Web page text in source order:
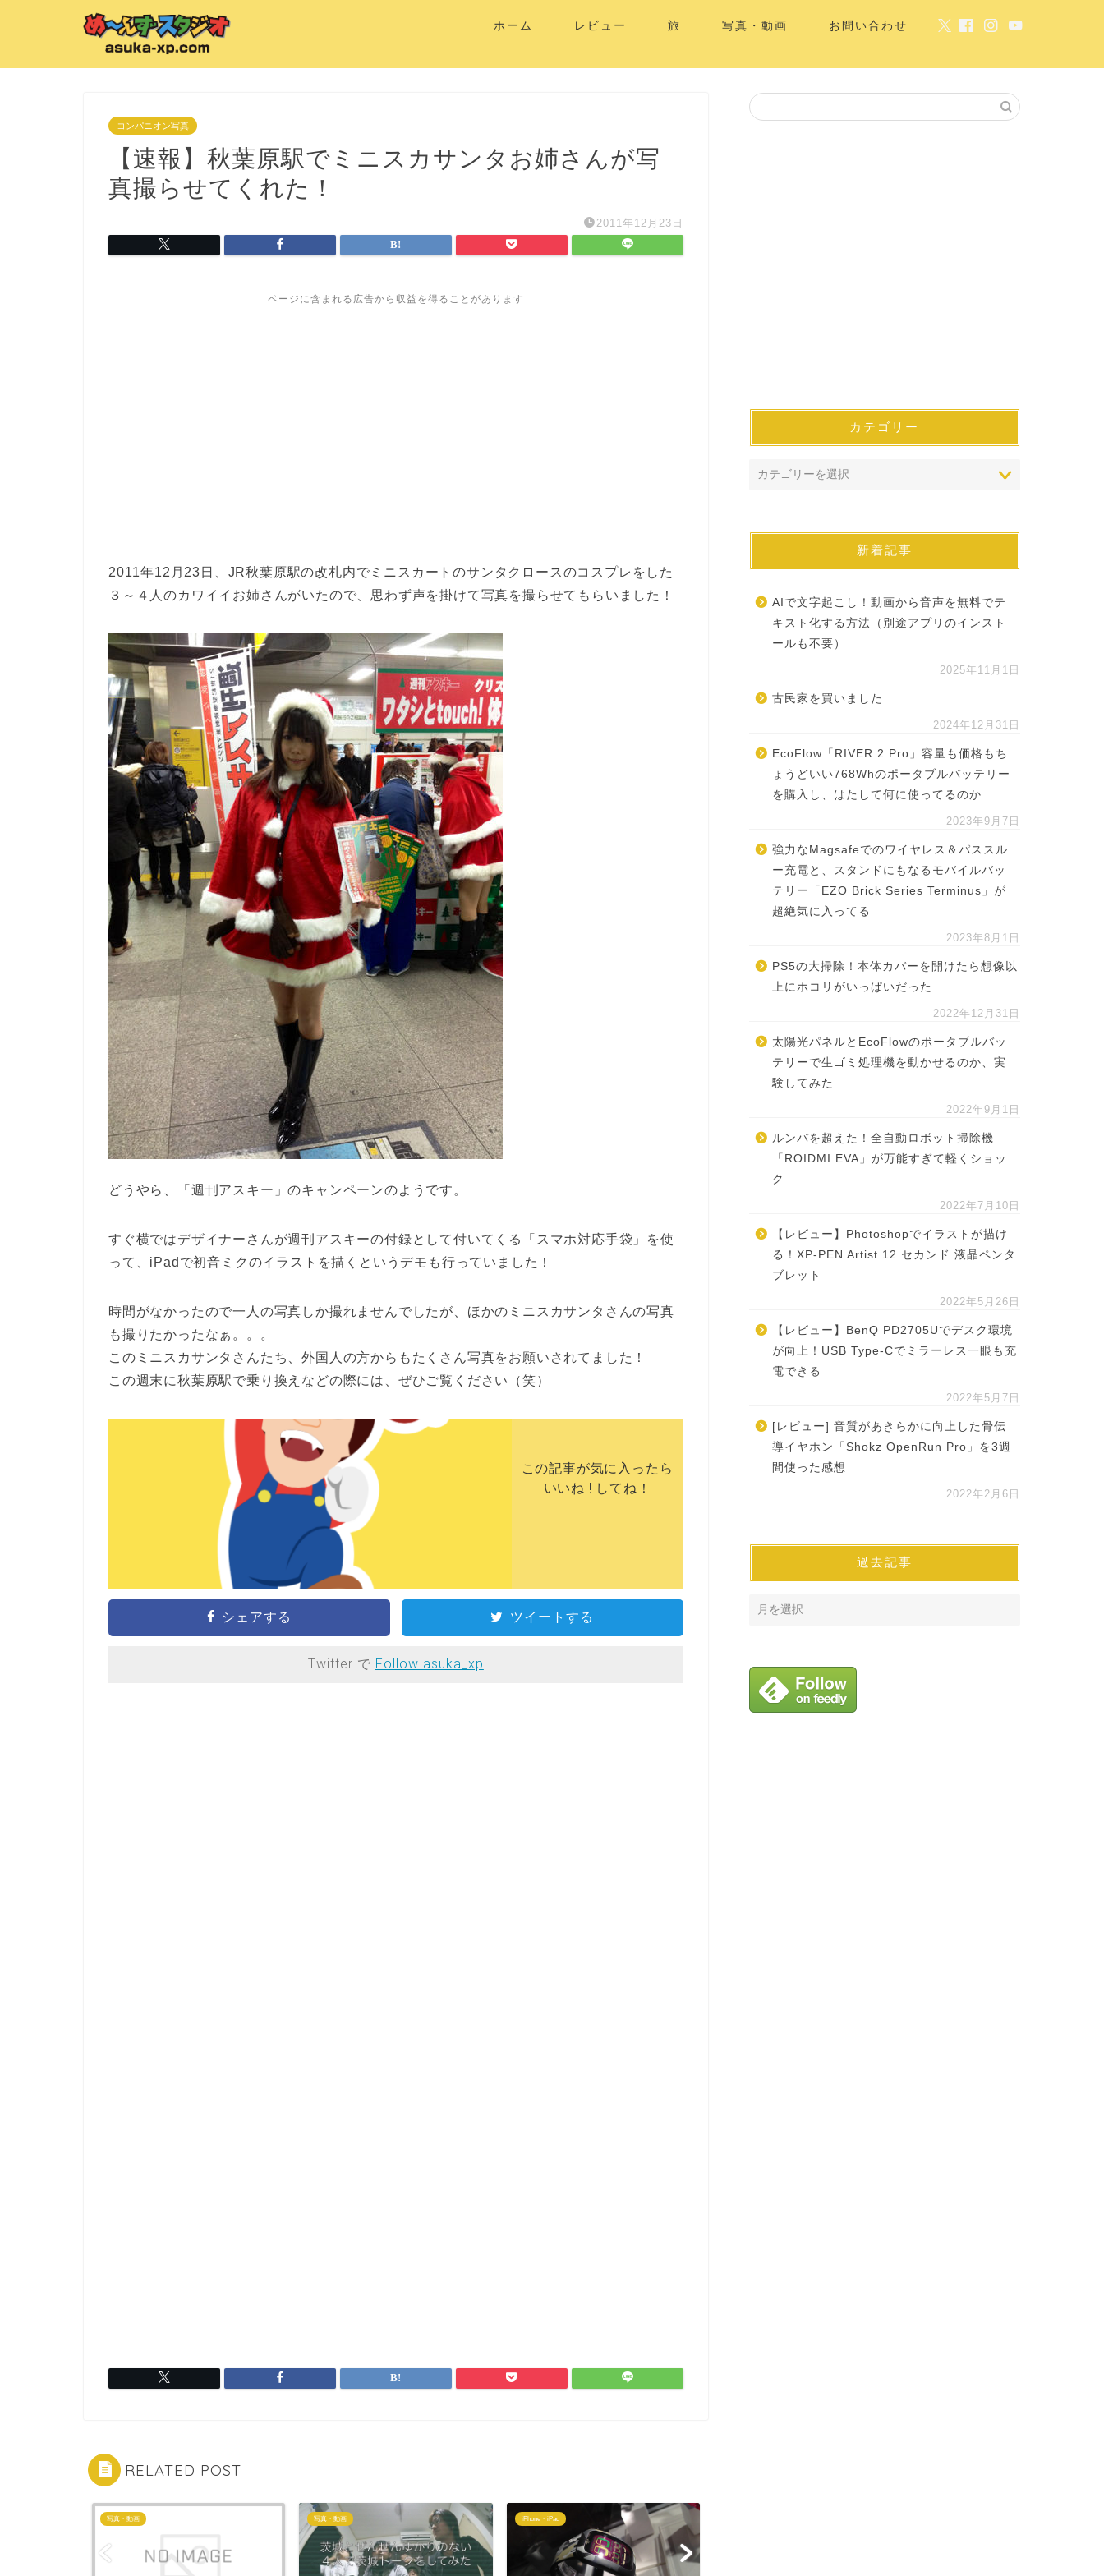
ホーム レビュー 旅 写真・動画 お問い合わせ
コンパニオン写真
【速報】秋葉原駅でミニスカサンタお姉さんが写
真撮らせてくれた！
2011年12月23日
ページに含まれる広告から収益を得ることがあります
2011年12月23日、JR秋葉原駅の改札内でミニスカートのサンタクロースのコスプレをした
３～４人のカワイイお姉さんがいたので、思わず声を掛けて写真を撮らせてもらいました！
どうやら、「週刊アスキー」のキャンペーンのようです。
すぐ横ではデザイナーさんが週刊アスキーの付録として付いてくる「スマホ対応手袋」を使
って、iPadで初音ミクのイラストを描くというデモも行っていました！
時間がなかったので一人の写真しか撮れませんでしたが、ほかのミニスカサンタさんの写真
も撮りたかったなぁ。。。
このミニスカサンタさんたち、外国人の方からもたくさん写真をお願いされてました！
この週末に秋葉原駅で乗り換えなどの際には、ぜひご覧ください（笑）
この記事が気に入ったら
いいね ! してね！
シェアする ツイートする
Twitter で Follow asuka_xp
RELATED POST
写真・動画 写真・動画 iPhone・iPad
カテゴリー
新着記事
AIで文字起こし！動画から音声を無料でテ
キスト化する方法（別途アプリのインスト
ールも不要）
2025年11月1日
古民家を買いました
2024年12月31日
EcoFlow「RIVER 2 Pro」容量も価格もち
ょうどいい768Whのポータブルバッテリー
を購入し、はたして何に使ってるのか
2023年9月7日
強力なMagsafeでのワイヤレス＆パススル
ー充電と、スタンドにもなるモバイルバッ
テリー「EZO Brick Series Terminus」が
超絶気に入ってる
2023年8月1日
PS5の大掃除！本体カバーを開けたら想像以
上にホコリがいっぱいだった
2022年12月31日
太陽光パネルとEcoFlowのポータブルバッ
テリーで生ゴミ処理機を動かせるのか、実
験してみた
2022年9月1日
ルンバを超えた！全自動ロボット掃除機
「ROIDMI EVA」が万能すぎて軽くショッ
ク
2022年7月10日
【レビュー】Photoshopでイラストが描け
る！XP-PEN Artist 12 セカンド 液晶ペンタ
ブレット
2022年5月26日
【レビュー】BenQ PD2705Uでデスク環境
が向上！USB Type-Cでミラーレス一眼も充
電できる
2022年5月7日
[レビュー] 音質があきらかに向上した骨伝
導イヤホン「Shokz OpenRun Pro」を3週
間使った感想
2022年2月6日
過去記事